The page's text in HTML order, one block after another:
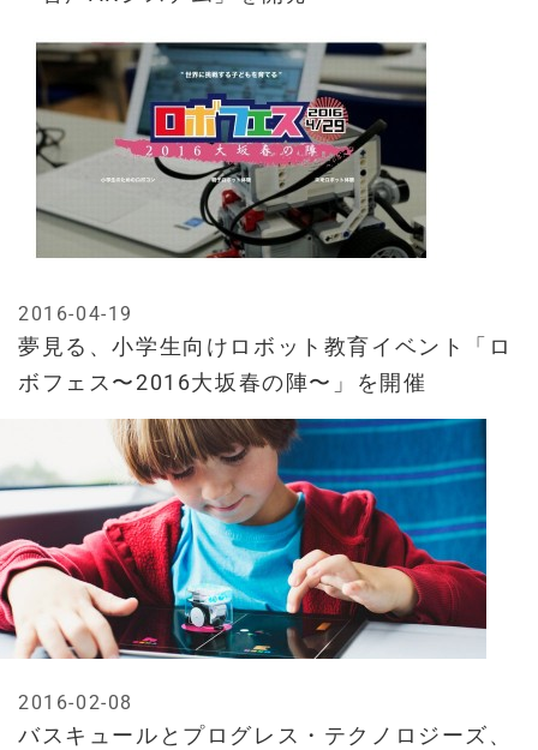
夢見る、小学生向けロボット教育イベント「ロ
ボフェス〜2016大坂春の陣〜」を開催
2016-04-19
バスキュールとプログレス・テクノロジーズ、
2016-02-08